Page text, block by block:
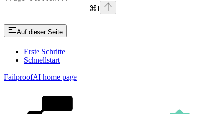
⌘I
Auf dieser Seite
Erste Schritte
Schnellstart
FailproofAI home page